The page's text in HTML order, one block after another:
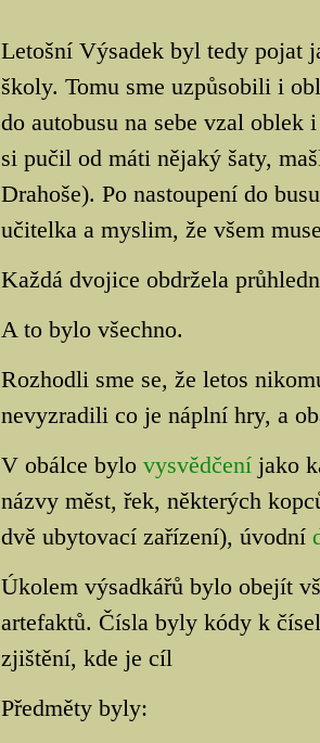
Letošní Výsadek byl tedy pojat
školy. Tomu sme uzpůsobili i
do autobusu na sebe vzal
si pučil od máti nějaký šaty,
Drahoše). Po nastoupení do
učitelka a myslim, že všem
Každá dvojice obdržela
A to bylo všechno.
Rozhodli sme se, že letos
nevyzradili co je náplní hry, a
V obálce bylo vysvědčeníjako
názvy měst, řek, některých
dvě ubytovací zařízení), úvodní
Úkolem výsadkářů bylo obejít
artefaktů. Čísla byly kódy k
zjištění, kde je cíl
Předměty byly: